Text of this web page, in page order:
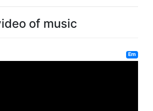
of music
Em